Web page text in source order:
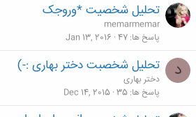
تحلیل شخصیت *وروجک
memarmemar
پاسخ ها 47
Jan 13, 2016
د تحلیل شخصبت دختر بهاری :-)
دختر بهاری
پاسخ ها 35
Dec 14, 2015